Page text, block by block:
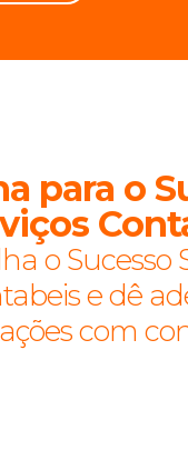
para o
o Sucesso
e dê
com